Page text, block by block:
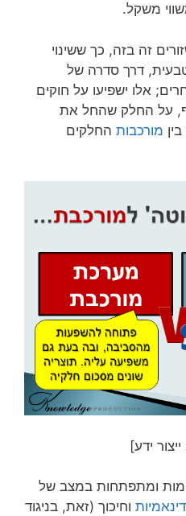
משקל.
זה בזה, כך ששינוי
דרך סדרה של
אלו ישפיעו על חוקים
על החלק שהחל את
מורכבות החלקים
ידע]
ומתפתחות במצב של
דינאמיות וחיכוך (זאת, בניגוד